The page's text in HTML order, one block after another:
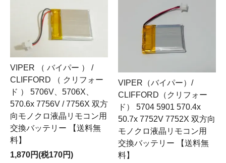
VIPER （ バイパー ） /
CLIFFORD （ クリフォー
ド ） 5706V、5706X、
570.6x 7756V / 7756X 双方
向モノクロ液晶リモコン用
交換バッテリー 【送料無
料】
1,870円(税170円)
VIPER（バイパー）/
CLIFFORD（クリフォー
ド） 5704 5901 570.4x
50.7x 7752V 7752X 双方向
モノクロ液晶リモコン用
交換バッテリー 【送料無
料】